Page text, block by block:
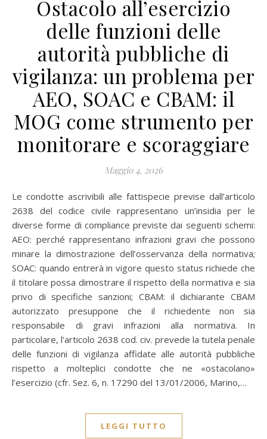
Ostacolo all’esercizio
delle funzioni delle
autorità pubbliche di
vigilanza: un problema per
AEO, SOAC e CBAM: il
MOG come strumento per
monitorare e scoraggiare
Maggio 4, 2026
Le condotte ascrivibili alle fattispecie previse dall’articolo
2638 del codice civile rappresentano un’insidia per le
diverse forme di compliance previste dai seguenti schemi:
AEO: perché rappresentano infrazioni gravi che possono
minare la dimostrazione dell’osservanza della normativa;
SOAC: quando entrerà in vigore questo status richiede che
il titolare possa dimostrare il rispetto della normativa e sia
privo di specifiche sanzioni; CBAM: il dichiarante CBAM
autorizzato presuppone che il richiedente non sia
responsabile di gravi infrazioni alla normativa. In
particolare, l’articolo 2638 cod. civ. prevede la tutela penale
delle funzioni di vigilanza affidate alle autorità pubbliche
rispetto a molteplici condotte che ne «ostacolano»
l’esercizio (cfr. Sez. 6, n. 17290 del 13/01/2006, Marino,…
LEGGI TUTTO